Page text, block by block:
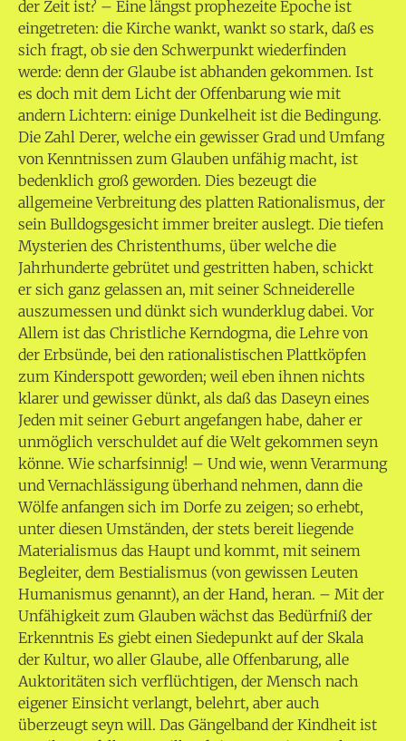
der Zeit ist? – Eine längst prophezeite Epoche ist
eingetreten: die Kirche wankt, wankt so stark, daß es
sich fragt, ob sie den Schwerpunkt wiederfinden
werde: denn der Glaube ist abhanden gekommen. Ist
es doch mit dem Licht der Offenbarung wie mit
andern Lichtern: einige Dunkelheit ist die Bedingung.
Die Zahl Derer, welche ein gewisser Grad und Umfang
von Kenntnissen zum Glauben unfähig macht, ist
bedenklich groß geworden. Dies bezeugt die
allgemeine Verbreitung des platten Rationalismus, der
sein Bulldogsgesicht immer breiter auslegt. Die tiefen
Mysterien des Christenthums, über welche die
Jahrhunderte gebrütet und gestritten haben, schickt
er sich ganz gelassen an, mit seiner Schneiderelle
auszumessen und dünkt sich wunderklug dabei. Vor
Allem ist das Christliche Kerndogma, die Lehre von
der Erbsünde, bei den rationalistischen Plattköpfen
zum Kinderspott geworden; weil eben ihnen nichts
klarer und gewisser dünkt, als daß das Daseyn eines
Jeden mit seiner Geburt angefangen habe, daher er
unmöglich verschuldet auf die Welt gekommen seyn
könne. Wie scharfsinnig! – Und wie, wenn Verarmung
und Vernachlässigung überhand nehmen, dann die
Wölfe anfangen sich im Dorfe zu zeigen; so erhebt,
unter diesen Umständen, der stets bereit liegende
Materialismus das Haupt und kommt, mit seinem
Begleiter, dem Bestialismus (von gewissen Leuten
Humanismus genannt), an der Hand, heran. – Mit der
Unfähigkeit zum Glauben wächst das Bedürfniß der
Erkenntnis Es giebt einen Siedepunkt auf der Skala
der Kultur, wo aller Glaube, alle Offenbarung, alle
Auktoritäten sich verflüchtigen, der Mensch nach
eigener Einsicht verlangt, belehrt, aber auch
überzeugt seyn will. Das Gängelband der Kindheit ist